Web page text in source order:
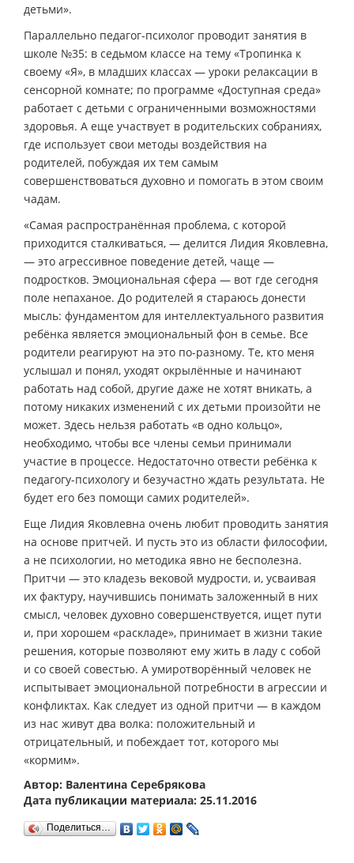
детьми».
Параллельно педагог-психолог проводит занятия в
школе №35: в седьмом классе на тему «Тропинка к
своему «Я», в младших классах — уроки релаксации в
сенсорной комнате; по программе «Доступная среда»
работает с детьми с ограниченными возможностями
здоровья. А еще участвует в родительских собраниях,
где использует свои методы воздействия на
родителей, побуждая их тем самым
совершенствоваться духовно и помогать в этом своим
чадам.
«Самая распространённая проблема, с которой
приходится сталкиваться, — делится Лидия Яковлевна,
— это агрессивное поведение детей, чаще —
подростков. Эмоциональная сфера — вот где сегодня
поле непаханое. До родителей я стараюсь донести
мысль: фундаментом для интеллектуального развития
ребёнка является эмоциональный фон в семье. Все
родители реагируют на это по-разному. Те, кто меня
услышал и понял, уходят окрылённые и начинают
работать над собой, другие даже не хотят вникать, а
потому никаких изменений с их детьми произойти не
может. Здесь нельзя работать «в одно кольцо»,
необходимо, чтобы все члены семьи принимали
участие в процессе. Недостаточно отвести ребёнка к
педагогу-психологу и безучастно ждать результата. Не
будет его без помощи самих родителей».
Еще Лидия Яковлевна очень любит проводить занятия
на основе притчей. И пусть это из области философии,
а не психологии, но методика явно не бесполезна.
Притчи — это кладезь вековой мудрости, и, усваивая
их фактуру, научившись понимать заложенный в них
смысл, человек духовно совершенствуется, ищет пути
и, при хорошем «раскладе», принимает в жизни такие
решения, которые позволяют ему жить в ладу с собой
и со своей совестью. А умиротворённый человек не
испытывает эмоциональной потребности в агрессии и
конфликтах. Как следует из одной притчи — в каждом
из нас живут два волка: положительный и
отрицательный, и побеждает тот, которого мы
«кормим».
Автор: Валентина Серебрякова
Дата публикации материала: 25.11.2016
Поделиться…